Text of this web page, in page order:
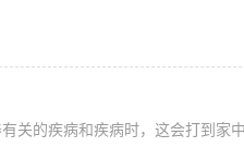
关的疾病和疾病时，这会打到家